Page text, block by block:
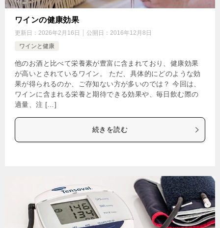
ワインの健康効果
更新日： 2026年2月16日 公開日： 2016年12月8日
ワインと健康
他のお酒と比べて栄養素が豊富に含まれており、健康効果
が高いとされているワイン。 ただ、具体的にどのような効
果が得られるのか、ご存知ない方が多いのでは？ 今回は、
ワインに含まれる栄養と期待できる効果や、毎日飲む際の
適量、注 […]
続きを読む